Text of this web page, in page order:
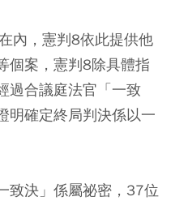
內，憲判8依此提供他
個案，憲判8除具體指
過合議庭法官「一致
明確定終局判決係以一
致決」係屬祕密，37位